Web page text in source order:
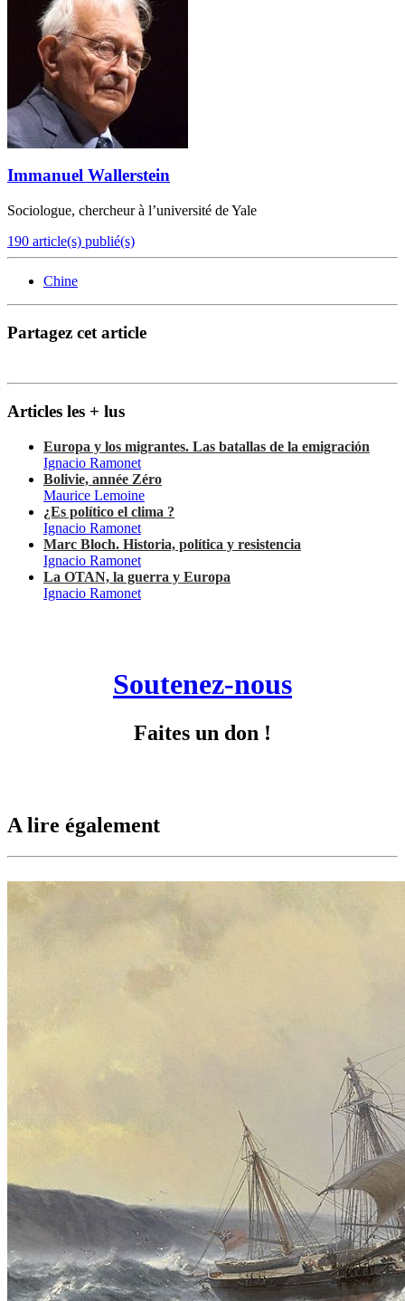
Immanuel Wallerstein
Sociologue, chercheur à l’université de Yale
190 article(s) publié(s)
Chine
Partagez cet article
Articles les + lus
Europa y los migrantes. Las batallas de la emigración
Ignacio Ramonet
Bolivie, année Zéro
Maurice Lemoine
¿Es político el clima ?
Ignacio Ramonet
Marc Bloch. Historia, política y resistencia
Ignacio Ramonet
La OTAN, la guerra y Europa
Ignacio Ramonet
Soutenez-nous
Faites un don !
A lire également